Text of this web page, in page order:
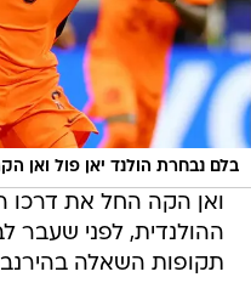
בלם נבחרת הולנד יאן פול ואן
ואן הקה החל את דרכו
תקופות השאלה